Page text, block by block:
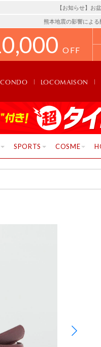
【お知らせ】お
熊本地震の影響による
OFF
LOCOMAISON
SPORTS COSME